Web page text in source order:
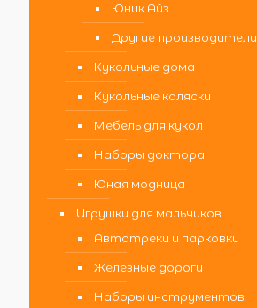
Юник Айз
Другие производители
Кукольные дома
Кукольные коляски
Мебель для кукол
Наборы доктора
Юная модница
Игрушки для мальчиков
Автотреки и парковки
Железные дороги
Наборы инструментов